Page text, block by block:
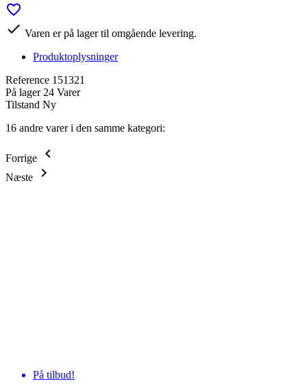
favorite_border
 Varen er på lager til omgående levering.
Produktoplysninger
Reference 151321
På lager 24 Varer
Tilstand Ny
16 andre varer i den samme kategori:
Forrige keyboard_arrow_left
Næste keyboard_arrow_right
På tilbud!